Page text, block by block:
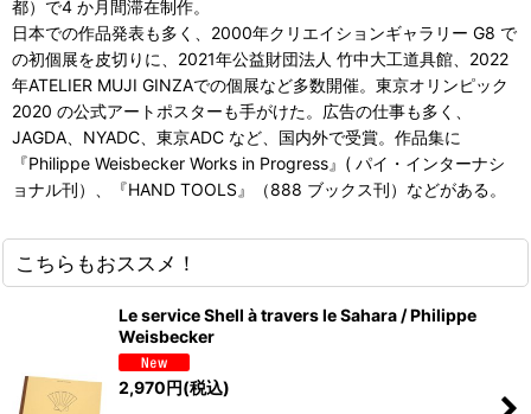
都）で4 か月間滞在制作。
日本での作品発表も多く、2000年クリエイションギャラリー G8 で
の初個展を皮切りに、2021年公益財団法人 竹中大工道具館、2022
年ATELIER MUJI GINZAでの個展など多数開催。東京オリンピック
2020 の公式アートポスターも手がけた。広告の仕事も多く、
JAGDA、NYADC、東京ADC など、国内外で受賞。作品集に
『Philippe Weisbecker Works in Progress』( パイ・インターナシ
ョナル刊）、『HAND TOOLS』（888 ブックス刊）などがある。
こちらもおススメ！
Le service Shell à travers le Sahara / Philippe
Weisbecker
2,970円(税込)